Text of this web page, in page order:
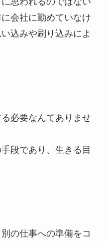
会社に勤めていなけ
込みや刷り込みによ
必要なんてありませ
段であり、生きる目
の仕事への準備をコ